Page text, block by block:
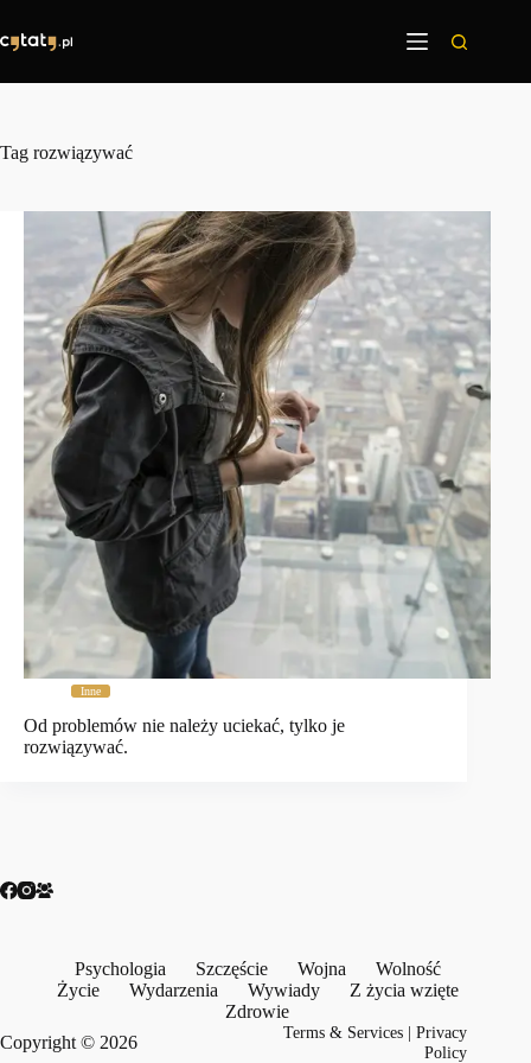
treści
Tag rozwiązywać
Inne
Od problemów nie należy uciekać, tylko je
rozwiązywać.
Psychologia Szczęście Wojna
Wolność
Życie
Wydarzenia Wywiady
Z życia wzięte
Zdrowie
Copyright © 2026
Terms & Services |Privacy
Policy